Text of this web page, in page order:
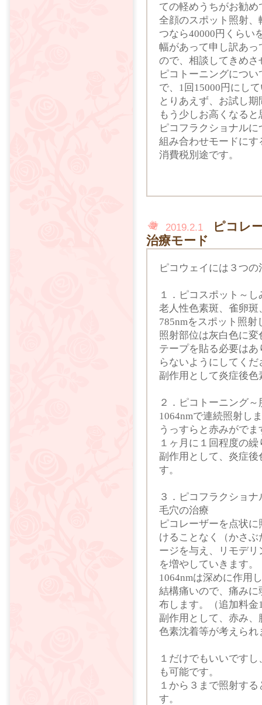
ての軽めうちがお勧め
全顔のスポット照射
つなら40000円くらい
幅があって申し訳あ
ので、相談してきめ
ピコトーニングにつ
で、1回15000円にし
とりあえず、お試し
もう少しお高くなる
ピコフラクショナル
組み合わせモードに
消費税別途です。
2019.2.1
ピコレ
治療モード
ピコウェイには３つ
１．ピコスポット～し
老人性色素斑、雀卵
785nmをスポット照射
照射部位は灰白色に
テープを貼る必要は
らないようにしてくだ
副作用として炎症後
２．ピコトーニング
1064nmで連続照射し
うっすらと赤みがでま
１ヶ月に１回程度の
副作用として、炎症
す。
３．ピコフラクショ
毛穴の治療
ピコレーザーを点状
けることなく（かさ
ージを与え、リモデ
を増やしていきます。
1064nmは深めに作用
結構痛いので、痛み
布します。（追加料金
副作用として、赤み
色素沈着等が考えられ
１だけでもいいです
も可能です。
１から３まで照射す
す。